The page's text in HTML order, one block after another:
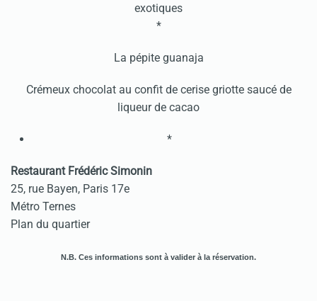
exotiques
*
La pépite guanaja
Crémeux chocolat au confit de cerise griotte saucé de
liqueur de cacao
*
Restaurant Frédéric Simonin
25, rue Bayen, Paris 17e
Métro Ternes
Plan du quartier
N.B. Ces informations sont à valider à la réservation.